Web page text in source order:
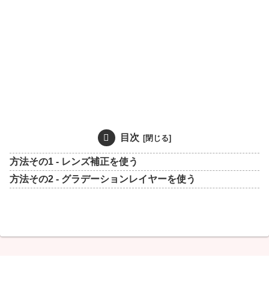
目次
方法その1 - レンズ補正を使う
方法その2 - グラデーションレイヤーを使う